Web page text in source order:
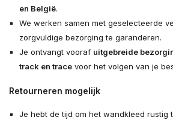
en België.
We werken samen met geselecteerde
zorgvuldige bezorging te garanderen.
Je ontvangt vooraf uitgebreide
track en tracevoor het volgen van je
Retourneren mogelijk
Je hebt de tijd om het wandkleed rustig